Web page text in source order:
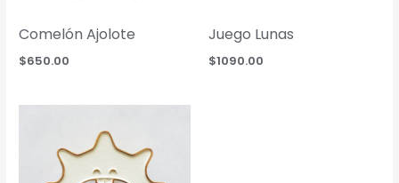
Comelón Ajolote
$650.00
Juego Lunas
$1090.00